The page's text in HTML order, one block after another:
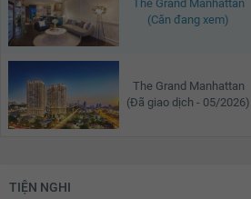
10.8 tỷ
10.86 tỷ
The Grand Manhattan
(Căn đang xem)
The Grand Manhattan
(Đã giao dịch - 05/2026)
TIỆN NGHI